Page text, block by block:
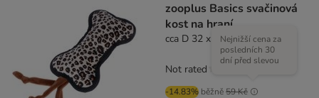
zooplus Basics svačinová
kost na hraní
cca D 32 x Š 11 x V 5 cm
-14.83% běžně59 Kč
Nejnižší cena za
posledních 30
dní před slevou
Not rated